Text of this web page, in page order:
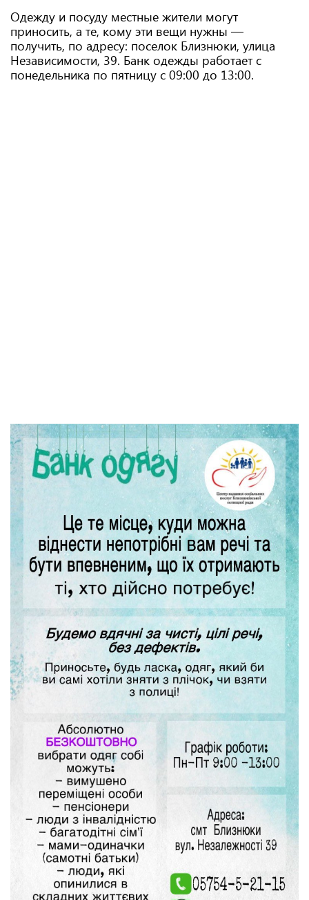
Одежду и посуду местные жители могут
приносить, а те, кому эти вещи нужны —
получить, по адресу: поселок Близнюки, улица
Независимости, 39. Банк одежды работает с
понедельника по пятницу с 09:00 до 13:00.